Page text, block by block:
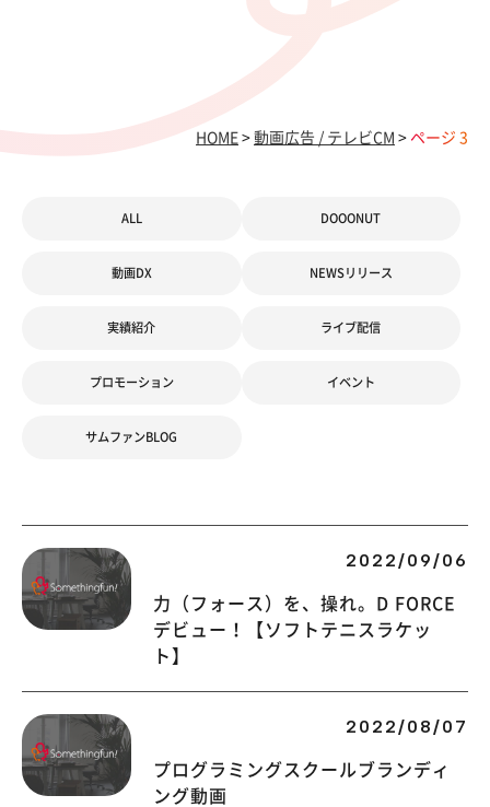
HOME > 動画広告 / テレビCM > ページ 3
ALL DOOONUT
動画DX NEWSリリース
実績紹介 ライブ配信
プロモーション イベント
サムファンBLOG
2022/09/06
力（フォース）を、操れ。D FORCE
デビュー！【ソフトテニスラケッ
ト】
2022/08/07
プログラミングスクールブランディ
ング動画